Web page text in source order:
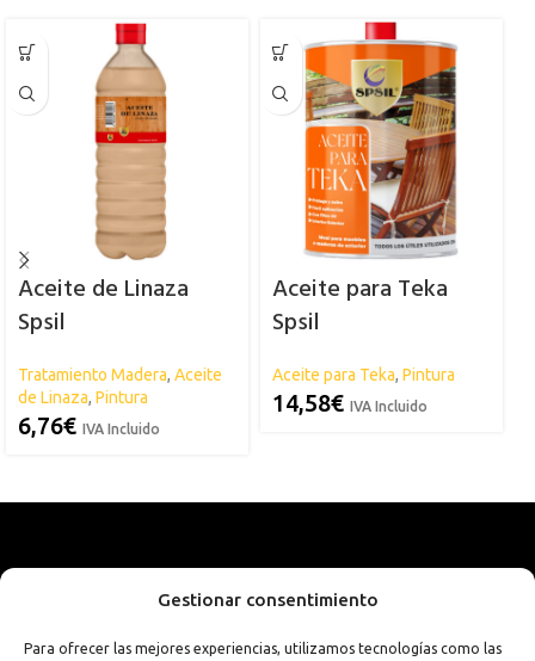
Gestionar consentimiento
Para ofrecer las mejores experiencias, utilizamos tecnologías como las
Aceite de Linaza
Spsil
Tratamiento Madera, Aceite
de Linaza, Pintura
6,76€ IVA Incluido
Aceite para Teka
Spsil
Aceite para Teka, Pintura
14,58€ IVA Incluido